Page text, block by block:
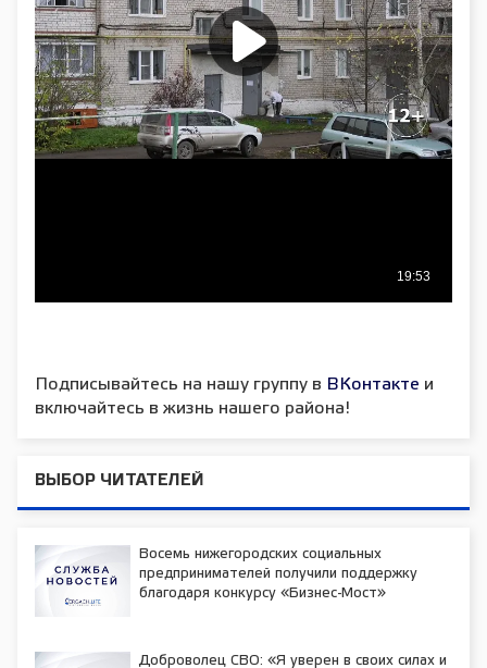
Подписывайтесь на нашу группу в ВКонтакте и
включайтесь в жизнь нашего района!
ВЫБОР ЧИТАТЕЛЕЙ
Восемь нижегородских социальных
предпринимателей получили поддержку
благодаря конкурсу «Бизнес-Мост»
Доброволец СВО: «Я уверен в своих силах и